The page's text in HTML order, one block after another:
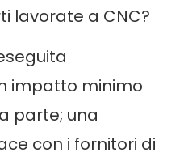
lavorate a CNC?
impatto minimo
parte; una
con i fornitori di